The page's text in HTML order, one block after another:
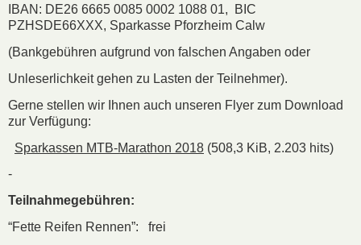
IBAN: DE26 6665 0085 0002 1088 01, BIC
PZHSDE66XXX, Sparkasse Pforzheim Calw
(Bankgebühren aufgrund von falschen Angaben oder
Unleserlichkeit gehen zu Lasten der Teilnehmer).
Gerne stellen wir Ihnen auch unseren Flyer zum Download
zur Verfügung:
Sparkassen MTB-Marathon 2018 (508,3 KiB, 2.203 hits)
-
Teilnahmegebühren:
“Fette Reifen Rennen”: frei